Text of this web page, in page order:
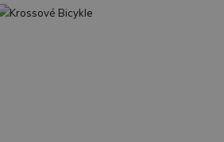
Krossové Bicykle